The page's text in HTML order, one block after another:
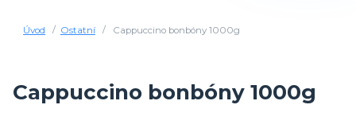
Úvod Ostatní Cappuccino bonbóny 1000g
Cappuccino bonbóny 1000g